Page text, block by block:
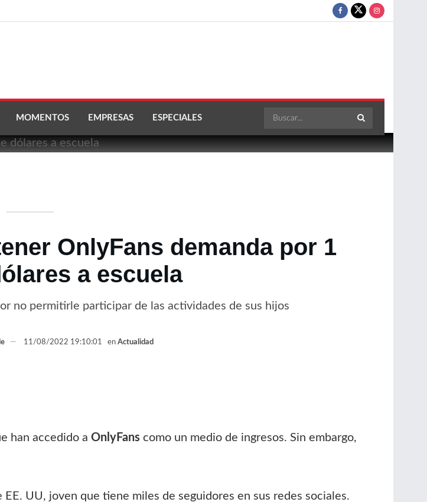
MOMENTOS EMPRESAS ESPECIALES
OnlyFans demanda por 1
a escuela
no permitirle participar de las actividades de sus hijos
11/08/2022 19:10:01 en Actualidad
han accedido a OnlyFans como un medio de ingresos. Sin embargo,
EE. UU, joven que tiene miles de seguidores en sus redes sociales.